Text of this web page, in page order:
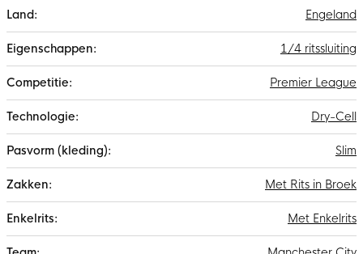
Engeland
1/4 ritssluiting
Premier League
Dry-Cell
Slim
Met Rits in Broek
Met Enkelrits